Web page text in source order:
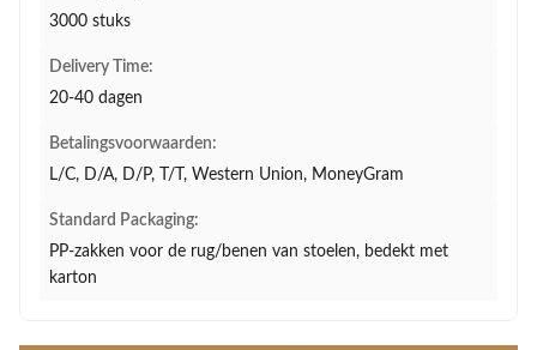
3000 stuks
Delivery Time:
20-40 dagen
Betalingsvoorwaarden:
L/C, D/A, D/P, T/T, Western Union, MoneyGram
Standard Packaging:
PP-zakken voor de rug/benen van stoelen, bedekt met
karton